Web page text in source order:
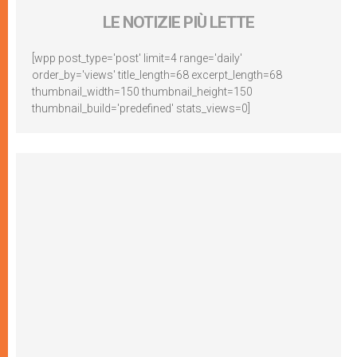
LE NOTIZIE PIÙ LETTE
[wpp post_type='post' limit=4 range='daily'
order_by='views' title_length=68 excerpt_length=68
thumbnail_width=150 thumbnail_height=150
thumbnail_build='predefined' stats_views=0]